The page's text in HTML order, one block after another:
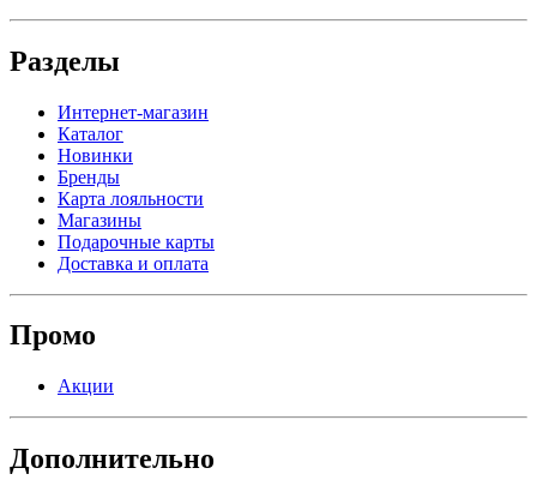
Разделы
Интернет-магазин
Каталог
Новинки
Бренды
Карта лояльности
Магазины
Подарочные карты
Доставка и оплата
Промо
Акции
Дополнительно